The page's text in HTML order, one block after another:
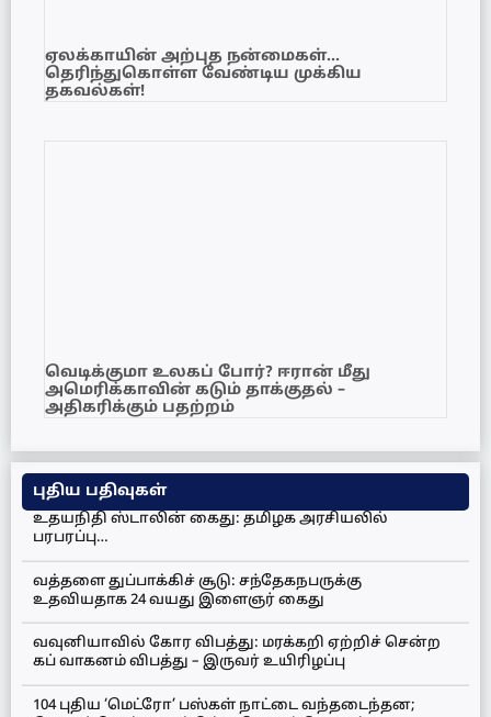
ஏலக்காயின் அற்புத நன்மைகள்…
தெரிந்துகொள்ள வேண்டிய முக்கிய
தகவல்கள்!
வெடிக்குமா உலகப் போர்? ஈரான் மீது
அமெரிக்காவின் கடும் தாக்குதல் –
அதிகரிக்கும் பதற்றம்
புதிய பதிவுகள்
உதயநிதி ஸ்டாலின் கைது: தமிழக அரசியலில்
பரபரப்பு…
வத்தளை துப்பாக்கிச் சூடு: சந்தேகநபருக்கு
உதவியதாக 24 வயது இளைஞர் கைது
வவுனியாவில் கோர விபத்து: மரக்கறி ஏற்றிச் சென்ற
கப் வாகனம் விபத்து – இருவர் உயிரிழப்பு
104 புதிய ‘மெட்ரோ’ பஸ்கள் நாட்டை வந்தடைந்தன;